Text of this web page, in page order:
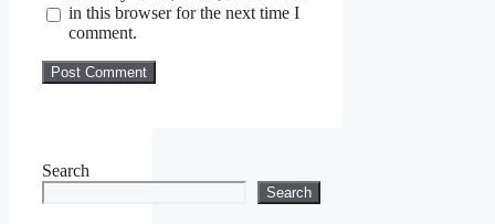
in this browser for the next time I
comment.
Search
Search